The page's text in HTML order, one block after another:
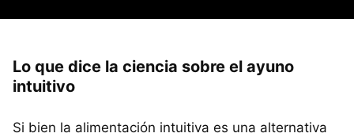
Lo que dice la ciencia sobre el ayuno
intuitivo
Si bien la alimentación intuitiva es una alternativa